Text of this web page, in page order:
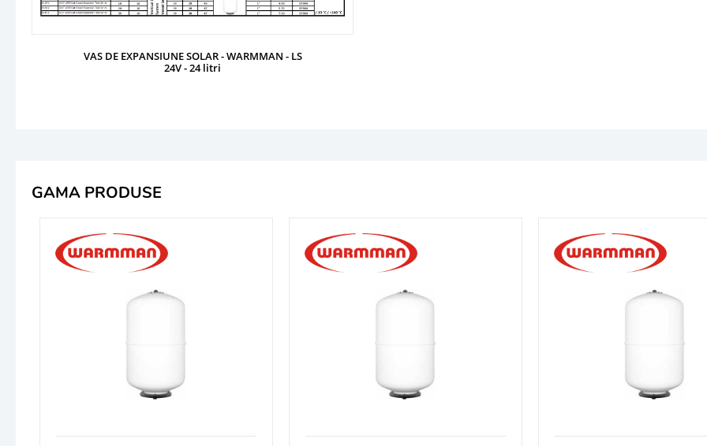
VAS DE EXPANSIUNE SOLAR - WARMMAN - LS
24V - 24 litri
GAMA PRODUSE